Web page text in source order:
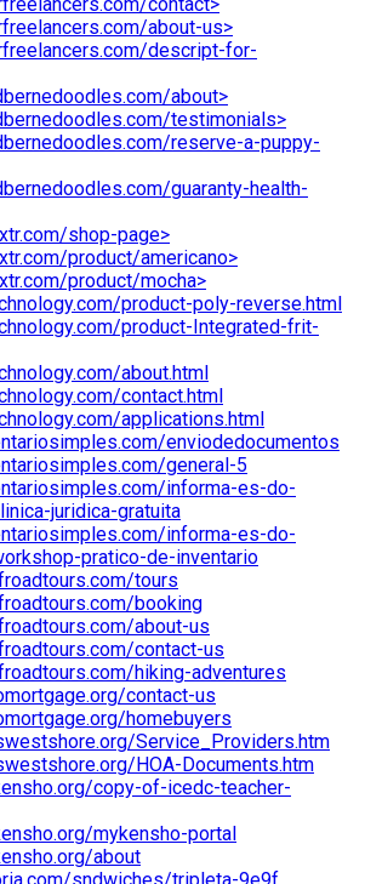
about-us>
descript-for-
about>
testimonials>
reserve-a-puppy-
guaranty-health-
shop-page>
product/americano>
product/mocha>
product-poly-reverse.html
product-Integrated-frit-
about.html
contact.html
applications.html
enviodedocumentos
general-5
informa-es-do-
juridica-gratuita
informa-es-do-
pratico-de-inventario
tours
booking
about-us
contact-us
hiking-adventures
contact-us
homebuyers
Service_Providers.htm
HOA-Documents.htm
copy-of-icedc-teacher-
mykensho-portal
about